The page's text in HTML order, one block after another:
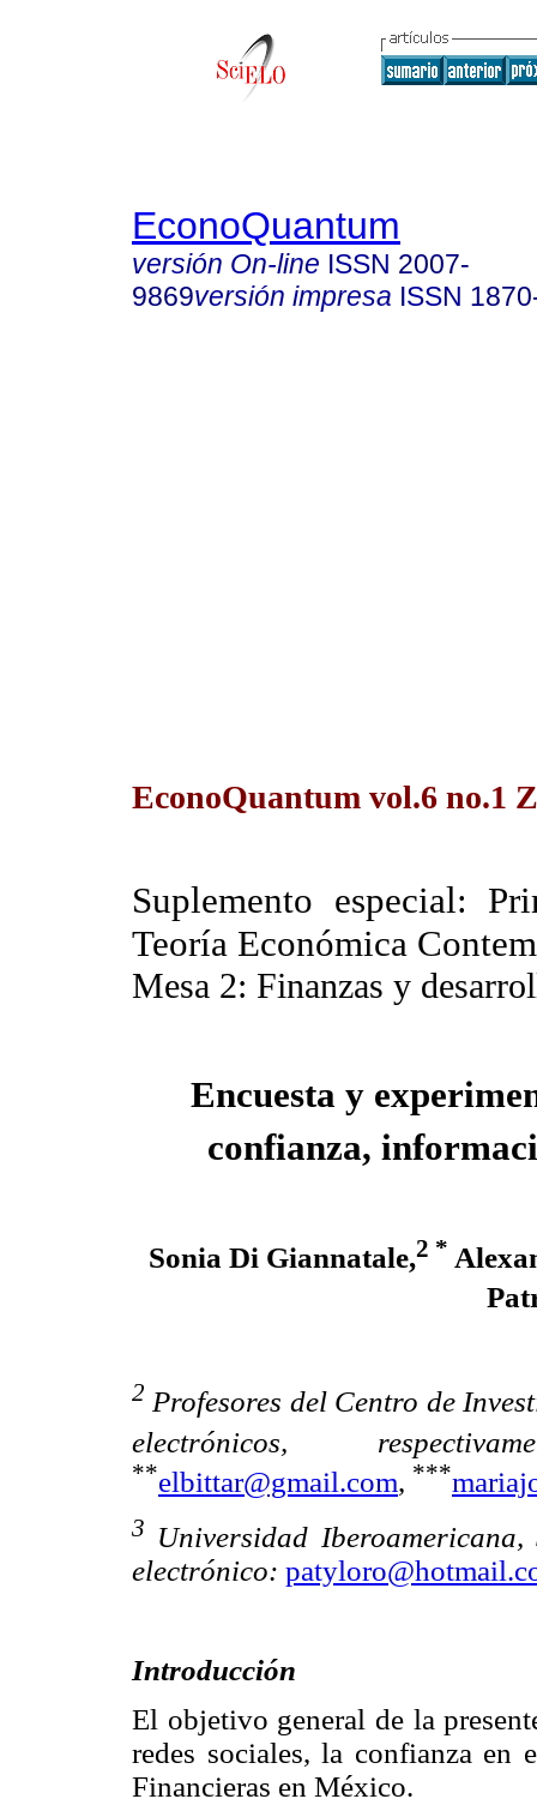
EconoQuantum
versión On-line ISSN 2007-
9869versión impresa ISSN
EconoQuantum vol.6 no.1
Suplemento especial:
Teoría Económica
Mesa 2: Finanzas y
Encuesta y
confianza,
Sonia Di Giannatale,2 *
2 Profesores del Centro de
electrónicos,
**elbittar@gmail.com, ***
3 Universidad
electrónico:
Introducción
El objetivo general de la
redes sociales, la confianza en
Financieras en México.